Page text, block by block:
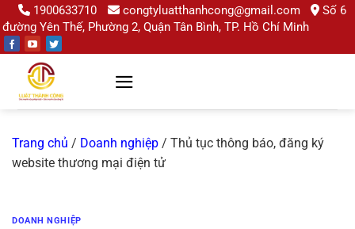
Chuyển
đến
nội
1900633710 congtyluatthanhcong@gmail.com
Số 6
đường Yên Thế, Phường 2, Quận Tân Bình, TP. Hồ Chí Minh
Trang chủ / Doanh nghiệp / Thủ tục thông báo, đăng ký
website thương mại điện tử
DOANH NGHIỆP